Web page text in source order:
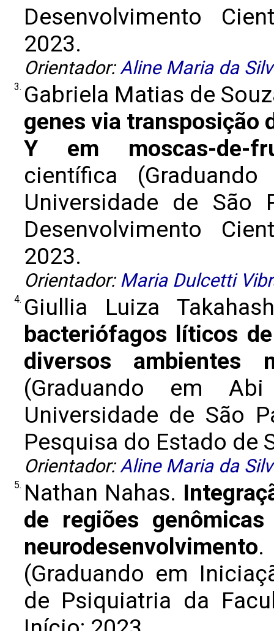
Desenvolvimento
2023.
Orientador: Aline Maria da
3. Gabriela Matias de
genes via transposição
Y em moscas-de-
científica
Universidade de São
Desenvolvimento
2023.
Orientador: Maria Dulcetti
4. Giullia Luiza
bacteriófagos líticos
diversos ambientes
(Graduando em
Universidade de São
Pesquisa do Estado de
Orientador: Aline Maria da
5. Nathan Nahas.
de regiões
neurodesenvolvimento
(Graduando em
de Psiquiatria da